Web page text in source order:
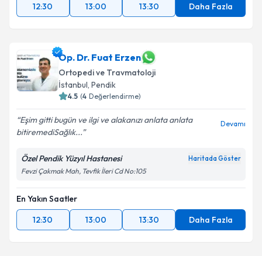
12:30
13:00 13:30 Daha Fazla
Op. Dr. Fuat Erzen
Ortopedi ve Travmatoloji
İstanbul, Pendik
4.5 (4 Değerlendirme)
Eşim gitti bugün ve ilgi ve alakanızı anlata anlata
bitiremediSağlık...
Devamı
Özel Pendik Yüzyıl Hastanesi Haritada Göster
Fevzi Çakmak Mah, Tevfik İleri Cd No:105
En Yakın Saatler
12:30
13:00 13:30 Daha Fazla